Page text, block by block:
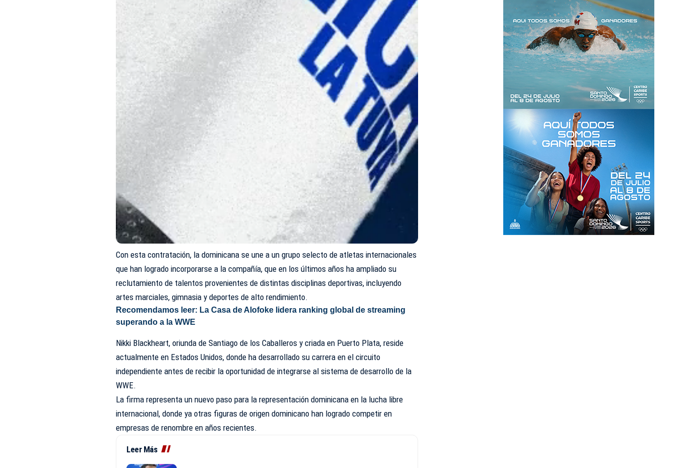
Con esta contratación, la dominicana se une a un grupo selecto de atletas internacionales
que han logrado incorporarse a la compañía, que en los últimos años ha ampliado su
reclutamiento de talentos provenientes de distintas disciplinas deportivas, incluyendo
artes marciales, gimnasia y deportes de alto rendimiento.
Recomendamos leer: La Casa de Alofoke lidera ranking global de streaming
superando a la WWE
Nikki Blackheart, oriunda de Santiago de los Caballeros y criada en Puerto Plata, reside
actualmente en Estados Unidos, donde ha desarrollado su carrera en el circuito
independiente antes de recibir la oportunidad de integrarse al sistema de desarrollo de la
WWE.
La firma representa un nuevo paso para la representación dominicana en la lucha libre
internacional, donde ya otras figuras de origen dominicano han logrado competir en
empresas de renombre en años recientes.
Leer Más